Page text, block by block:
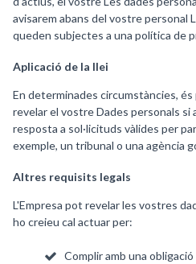
avisarem abans del vostre personal
queden subjectes a una política de
Aplicació de la llei
En determinades circumstàncies,
revelar el vostre Dades personals si
resposta a sol·licituds vàlides per
exemple, un tribunal o una agència
Altres requisits legals
L'Empresa pot revelar les vostres
ho creieu cal actuar per:
Complir amb una obligació